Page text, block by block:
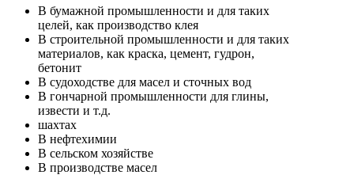
Β бумажной промышленности и для таких
целей, как производство клея
Β строительной промышленности и для таких
материалов, как краска, цемент, гудрон,
бетонит
Β судоходстве для масел и сточных вод
Β гончарной промышленности для глины,
извести и т.д.
шахтах
Β нефтехимии
Β сельском хозяйстве
Β производстве масел